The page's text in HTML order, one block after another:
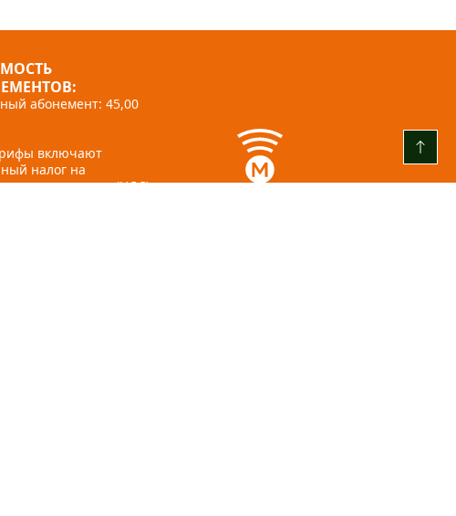
абонемент: 45,00
включают
налог на
стоимость (НДС).